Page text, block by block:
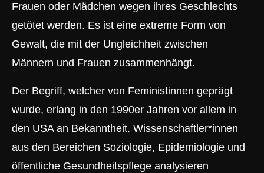
Frauen oder Mädchen wegen ihres Geschlechts
getötet werden. Es ist eine extreme Form von
Gewalt, die mit der Ungleichheit zwischen
Männern und Frauen zusammenhängt.
Der Begriff, welcher von Feministinnen geprägt
wurde, erlang in den 1990er Jahren vor allem in
den USA an Bekanntheit. Wissenschaftler*innen
aus den Bereichen Soziologie, Epidemiologie und
öffentliche Gesundheitspflege analysieren